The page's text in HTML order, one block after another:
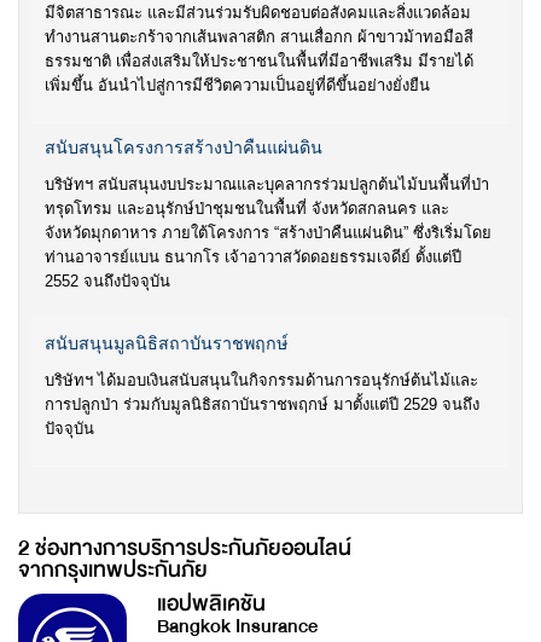
มีจิตสาธารณะ และมีส่วนร่วมรับผิดชอบต่อสังคมและสิ่งแวดล้อม
ทำงานสานตะกร้าจากเส้นพลาสติก สานเสื่อกก ผ้าขาวม้าทอมือสี
ธรรมชาติ เพื่อส่งเสริมให้ประชาชนในพื้นที่มีอาชีพเสริม มีรายได้
เพิ่มขึ้น อันนำไปสู่การมีชีวิตความเป็นอยู่ที่ดีขึ้นอย่างยั่งยืน
สนับสนุนโครงการสร้างป่าคืนแผ่นดิน
บริษัทฯ สนับสนุนงบประมาณและบุคลากรร่วมปลูกต้นไม้บนพื้นที่ป่า
ทรุดโทรม และอนุรักษ์ป่าชุมชนในพื้นที่ จังหวัดสกลนคร และ
จังหวัดมุกดาหาร ภายใต้โครงการ “สร้างป่าคืนแผ่นดิน” ซึ่งริเริ่มโดย
ท่านอาจารย์แบน ธนากโร เจ้าอาวาสวัดดอยธรรมเจดีย์ ตั้งแต่ปี
2552 จนถึงปัจจุบัน
สนับสนุนมูลนิธิสถาบันราชพฤกษ์
บริษัทฯ ได้มอบเงินสนับสนุนในกิจกรรมด้านการอนุรักษ์ต้นไม้และ
การปลูกป่า ร่วมกับมูลนิธิสถาบันราชพฤกษ์ มาตั้งแต่ปี 2529 จนถึง
ปัจจุบัน
2 ช่องทางการบริการประกันภัยออนไลน์
จากกรุงเทพประกันภัย
แอปพลิเคชัน
Bangkok Insurance